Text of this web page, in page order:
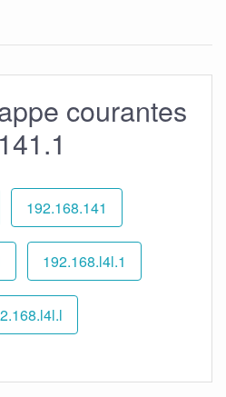
courantes
192.168.141
192.168.l4l.1